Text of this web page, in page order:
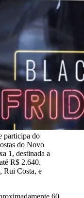
participa do
do Novo
1, destinada a
R$ 2.640.
Rui Costa, e
60